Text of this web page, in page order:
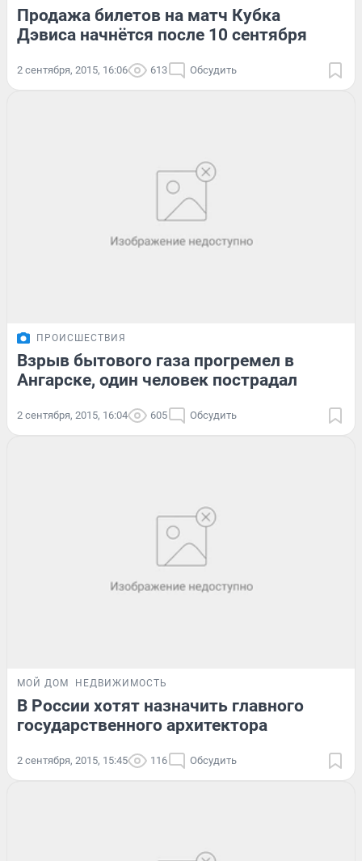
Продажа билетов на матч Кубка
Дэвиса начнётся после 10 сентября
2 сентября, 2015, 16:06 613 Обсудить
ПРОИСШЕСТВИЯ
Взрыв бытового газа прогремел в
Ангарске, один человек пострадал
2 сентября, 2015, 16:04 605 Обсудить
МОЙ ДОМ НЕДВИЖИМОСТЬ
В России хотят назначить главного
государственного архитектора
2 сентября, 2015, 15:45 116 Обсудить